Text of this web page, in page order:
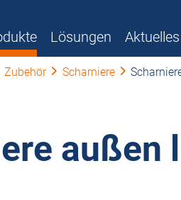
Lösungen Aktuelles
Zubehör Scharniere
außen